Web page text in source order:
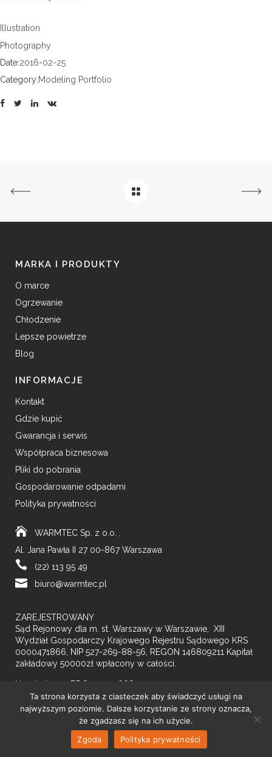
Illustration
Photography
Date:2016-02-25
Category:Modeling Portfolio
MARKA I PRODUKTY
O marce
Ogrzewanie
Chłodzenie
Lepsze powietrze
Blog
INFORMACJE
Kontakt
Gdzie kupić
Gwarancja i serwis
Współpraca biznesowa
Pliki do pobrania
Gospodarowanie odpadami
Polityka prywatności
WARMTEC Sp. z o.o. ,
Al. Jana Pawła II 27 00-867 Warszawa
(22) 113 95 49
biuro@warmtec.pl
ZAREJESTROWANY
Sąd Rejonowy dla m. st. Warszawy w Warszawie, XIII
Wydział Gospodarczy Krajowego Rejestru Sądowego KRS
0000471866, NIP 527-269-88-56, REGON 146809211 Kapitał
zakładowy 50000zł wpłacony w całości.
Nr rejestrowy BDO: 000556680
Ta strona korzysta z ciasteczek aby świadczyć usługi na
najwyższym poziomie. Dalsze korzystanie ze strony oznacza,
że zgadzasz się na ich użycie.
Zgoda
Polityka prywatności